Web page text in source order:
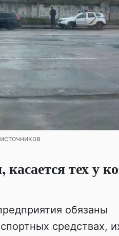
тех у
обязаны
средствах,